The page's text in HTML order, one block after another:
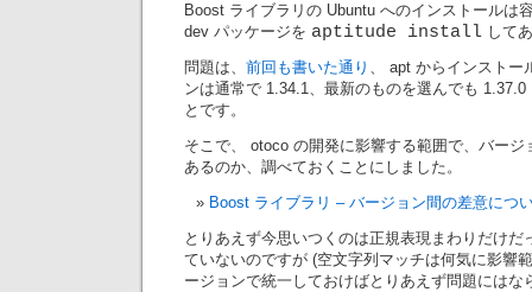
Boost ライブラリの Ubuntu へのインストールは
dev パッケージを aptitude install して
問題は、 前回も書いた通り 、 apt からインストー
ンは通常で 1.34.1、最新のものを選んでも
とです。
そこで、 otoco の開発に影響する範囲で、バージ
あるのか、調べておくことにしました。
Boost ライブラリ – バージョン間の差意につ
とりあえず今思いつくのは正規表現まわりだけだ
ていないのですが (空文字列マッチは何気に影響
ージョンで統一しておけばとりあえず問題には